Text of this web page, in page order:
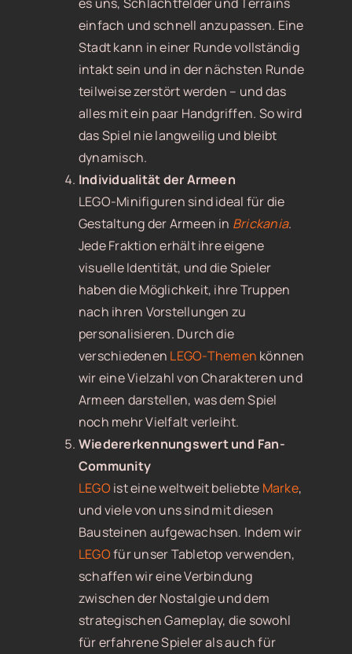
einfach und schnell anzupassen. Eine
Stadt kann in einer Runde vollständig
intakt sein und in der nächsten Runde
teilweise zerstört werden – und das
alles mit ein paar Handgriffen. So wird
das Spiel nie langweilig und bleibt
dynamisch.
Individualität der Armeen
LEGO-Minifiguren sind ideal für die
Gestaltung der Armeen in Brickania.
Jede Fraktion erhält ihre eigene
visuelle Identität, und die Spieler
haben die Möglichkeit, ihre Truppen
nach ihren Vorstellungen zu
personalisieren. Durch die
verschiedenen LEGO-Themen können
wir eine Vielzahl von Charakteren und
Armeen darstellen, was dem Spiel
noch mehr Vielfalt verleiht.
Wiedererkennungswert und Fan-
Community
LEGO ist eine weltweit beliebte Marke,
und viele von uns sind mit diesen
Bausteinen aufgewachsen. Indem wir
LEGOfür unser Tabletop verwenden,
schaffen wir eine Verbindung
zwischen der Nostalgie und dem
strategischen Gameplay, die sowohl
für erfahrene Spieler als auch für